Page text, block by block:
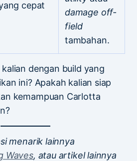
cepat
damage off-
field
tambahan.
dengan build yang
ini? Apakah kalian siap
kemampuan Carlotta
menarik lainnya
Waves, atau artikel lainnya